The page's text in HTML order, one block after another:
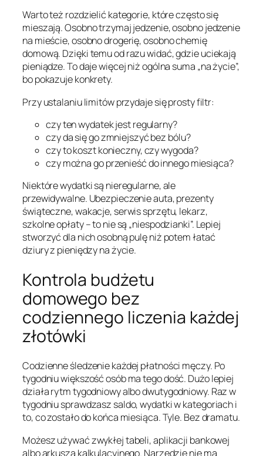
Warto też rozdzielić kategorie, które często się
mieszają. Osobno trzymaj jedzenie, osobno jedzenie
na mieście, osobno drogerię, osobno chemię
domową. Dzięki temu od razu widać, gdzie uciekają
pieniądze. To daje więcej niż ogólna suma „na życie”,
bo pokazuje konkrety.
Przy ustalaniu limitów przydaje się prosty filtr:
czy ten wydatek jest regularny?
czy da się go zmniejszyć bez bólu?
czy to koszt konieczny, czy wygoda?
czy można go przenieść do innego miesiąca?
Niektóre wydatki są nieregularne, ale
przewidywalne. Ubezpieczenie auta, prezenty
świąteczne, wakacje, serwis sprzętu, lekarz,
szkolne opłaty – to nie są „niespodzianki”. Lepiej
stworzyć dla nich osobną pulę niż potem łatać
dziury z pieniędzy na życie.
Kontrola budżetu
domowego bez
codziennego liczenia każdej
złotówki
Codzienne śledzenie każdej płatności męczy. Po
tygodniu większość osób ma tego dość. Dużo lepiej
działa rytm tygodniowy albo dwutygodniowy. Raz w
tygodniu sprawdzasz saldo, wydatki w kategoriach i
to, co zostało do końca miesiąca. Tyle. Bez dramatu.
Możesz używać zwykłej tabeli, aplikacji bankowej
albo arkusza kalkulacyjnego. Narzędzie nie ma